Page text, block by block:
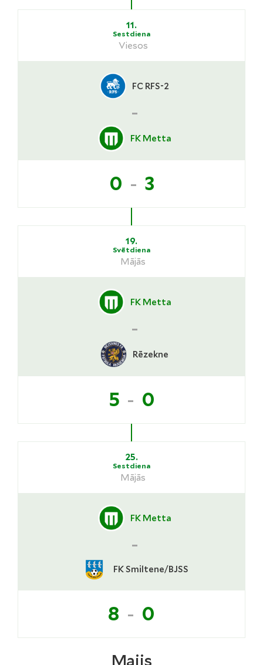
11.
Sestdiena
Viesos
FC RFS-2
-
FK Metta
0 - 3
19.
Svētdiena
Mājās
FK Metta
-
Rēzekne
5 - 0
25.
Sestdiena
Mājās
FK Metta
-
FK Smiltene/BJSS
8 - 0
Maijs